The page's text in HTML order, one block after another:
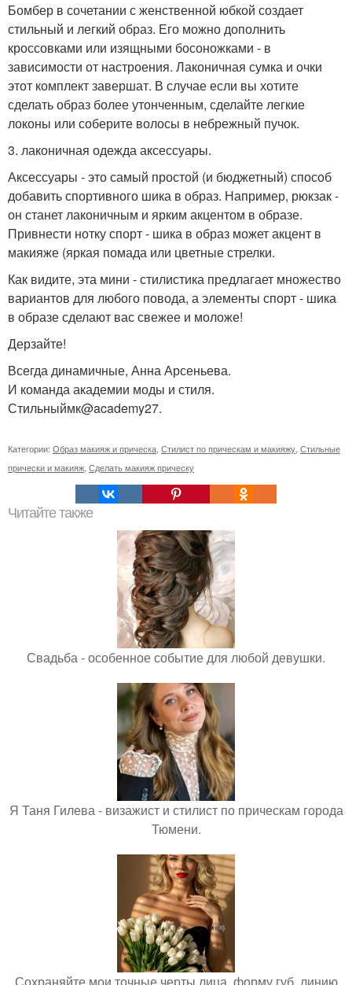
Бомбер в сочетании с женственной юбкой создает
стильный и легкий образ. Его можно дополнить
кроссовками или изящными босоножками - в
зависимости от настроения. Лаконичная сумка и очки
этот комплект завершат. В случае если вы хотите
сделать образ более утонченным, сделайте легкие
локоны или соберите волосы в небрежный пучок.
3. лаконичная одежда аксессуары.
Аксессуары - это самый простой (и бюджетный) способ
добавить спортивного шика в образ. Например, рюкзак -
он станет лаконичным и ярким акцентом в образе.
Привнести нотку спорт - шика в образ может акцент в
макияже (яркая помада или цветные стрелки.
Как видите, эта мини - стилистика предлагает множество
вариантов для любого повода, а элементы спорт - шика
в образе сделают вас свежее и моложе!
Дерзайте!
Всегда динамичные, Анна Арсеньева.
И команда академии моды и стиля.
Стильныймк@academy27.
Категории: Образ макияж и прическа Стилист по прическам и макияжу Стильные
прически и макияж Сделать макияж прическу
Читайте также
Свадьба - особенное событие для любой девушки.
Я Таня Гилева - визажист и стилист по прическам города
Тюмени.